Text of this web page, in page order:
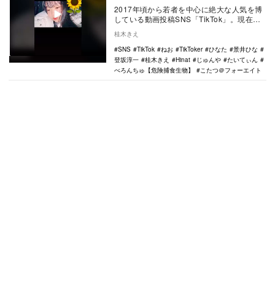
2017年頃から若者を中心に絶大な人気を博
している動画投稿SNS「TikTok」。現在
は、…
桂木きえ
SNS
TikTok ねお TikToker ひなた
景井ひな
登坂淳一
桂木きえ Hinat じゅんや
たいてぃん
べろんちゅ【危険捕食生物】
こたつ＠フォーエイト